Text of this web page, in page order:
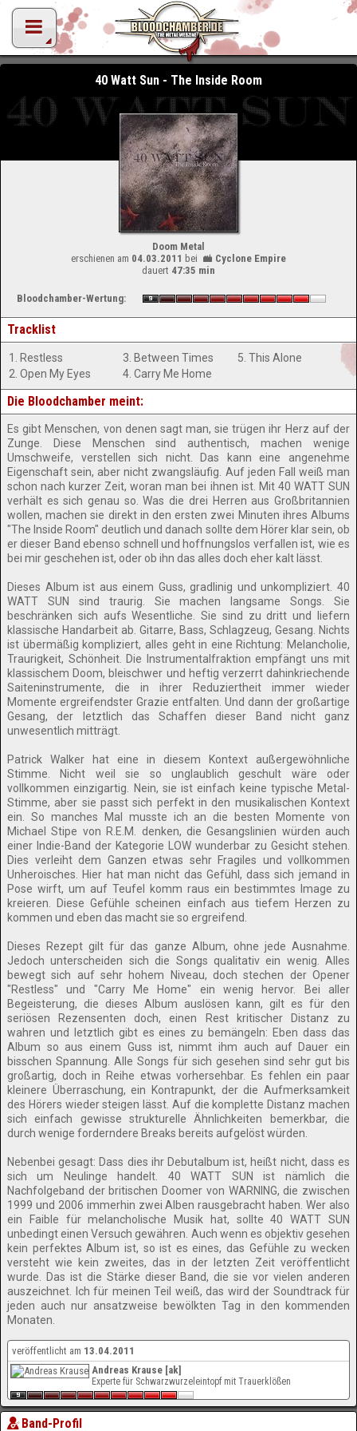
40 Watt Sun - The Inside Room
Doom Metal
erschienen am 04.03.2011 bei
Cyclone Empire
dauert 47:35 min
Bloodchamber-Wertung:
Tracklist
1. Restless
2. Open My Eyes
3. Between Times
4. Carry Me Home
5. This Alone
Die Bloodchamber meint:
Es gibt Menschen, von denen sagt man, sie trügen ihr Herz auf der
Zunge. Diese Menschen sind authentisch, machen wenige
Umschweife, verstellen sich nicht. Das kann eine angenehme
Eigenschaft sein, aber nicht zwangsläufig. Auf jeden Fall weiß man
schon nach kurzer Zeit, woran man bei ihnen ist. Mit 40 WATT SUN
verhält es sich genau so. Was die drei Herren aus Großbritannien
wollen, machen sie direkt in den ersten zwei Minuten ihres Albums
"The Inside Room" deutlich und danach sollte dem Hörer klar sein, ob
er dieser Band ebenso schnell und hoffnungslos verfallen ist, wie es
bei mir geschehen ist, oder ob ihn das alles doch eher kalt lässt.
Dieses Album ist aus einem Guss, gradlinig und unkompliziert. 40
WATT SUN sind traurig. Sie machen langsame Songs. Sie
beschränken sich aufs Wesentliche. Sie sind zu dritt und liefern
klassische Handarbeit ab. Gitarre, Bass, Schlagzeug, Gesang. Nichts
ist übermäßig kompliziert, alles geht in eine Richtung: Melancholie,
Traurigkeit, Schönheit. Die Instrumentalfraktion empfängt uns mit
klassischem Doom, bleischwer und heftig verzerrt dahinkriechende
Saiteninstrumente, die in ihrer Reduziertheit immer wieder
Momente ergreifendster Grazie entfalten. Und dann der großartige
Gesang, der letztlich das Schaffen dieser Band nicht ganz
unwesentlich mitträgt.
Patrick Walker hat eine in diesem Kontext außergewöhnliche
Stimme. Nicht weil sie so unglaublich geschult wäre oder
vollkommen einzigartig. Nein, sie ist einfach keine typische Metal-
Stimme, aber sie passt sich perfekt in den musikalischen Kontext
ein. So manches Mal musste ich an die besten Momente von
Michael Stipe von R.E.M. denken, die Gesangslinien würden auch
einer Indie-Band der Kategorie LOW wunderbar zu Gesicht stehen.
Dies verleiht dem Ganzen etwas sehr Fragiles und vollkommen
Unheroisches. Hier hat man nicht das Gefühl, dass sich jemand in
Pose wirft, um auf Teufel komm raus ein bestimmtes Image zu
kreieren. Diese Gefühle scheinen einfach aus tiefem Herzen zu
kommen und eben das macht sie so ergreifend.
Dieses Rezept gilt für das ganze Album, ohne jede Ausnahme.
Jedoch unterscheiden sich die Songs qualitativ ein wenig. Alles
bewegt sich auf sehr hohem Niveau, doch stechen der Opener
"Restless" und "Carry Me Home" ein wenig hervor. Bei aller
Begeisterung, die dieses Album auslösen kann, gilt es für den
seriösen Rezensenten doch, einen Rest kritischer Distanz zu
wahren und letztlich gibt es eines zu bemängeln: Eben dass das
Album so aus einem Guss ist, nimmt ihm auch auf Dauer ein
bisschen Spannung. Alle Songs für sich gesehen sind sehr gut bis
großartig, doch in Reihe etwas vorhersehbar. Es fehlen ein paar
kleinere Überraschung, ein Kontrapunkt, der die Aufmerksamkeit
des Hörers wieder steigen lässt. Auf die komplette Distanz machen
sich einfach gewisse strukturelle Ähnlichkeiten bemerkbar, die
durch wenige forderndere Breaks bereits aufgelöst würden.
Nebenbei gesagt: Dass dies ihr Debutalbum ist, heißt nicht, dass es
sich um Neulinge handelt. 40 WATT SUN ist nämlich die
Nachfolgeband der britischen Doomer von WARNING, die zwischen
1999 und 2006 immerhin zwei Alben rausgebracht haben. Wer also
ein Faible für melancholische Musik hat, sollte 40 WATT SUN
unbedingt einen Versuch gewähren. Auch wenn es objektiv gesehen
kein perfektes Album ist, so ist es eines, das Gefühle zu wecken
versteht wie kein zweites, das in der letzten Zeit veröffentlicht
wurde. Das ist die Stärke dieser Band, die sie vor vielen anderen
auszeichnet. Ich für meinen Teil weiß, das wird der Soundtrack für
jeden auch nur ansatzweise bewölkten Tag in den kommenden
Monaten.
veröffentlicht am 13.04.2011
Andreas Krause [ak]
Experte für Schwarzwurzeleintopf mit Trauerklößen
Band-Profil